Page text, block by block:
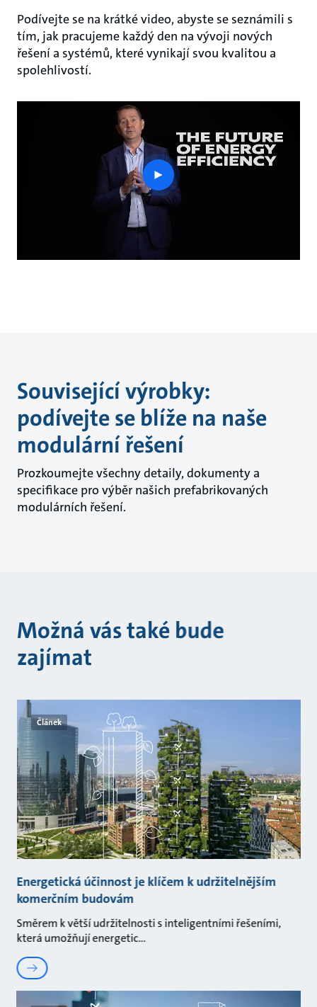
Podívejte se na krátké video, abyste se seznámili s
tím, jak pracujeme každý den na vývoji nových
řešení a systémů, které vynikají svou kvalitou a
spolehlivostí.
play
button
Související výrobky:
podívejte se blíže na naše
modulární řešení
Prozkoumejte všechny detaily, dokumenty a
specifikace pro výběr našich prefabrikovaných
modulárních řešení.
Možná vás také bude
zajímat
Článek
Energetická účinnost je klíčem k udržitelnějším
komerčním budovám
Směrem k větší udržitelnosti s inteligentními řešeními,
která umožňují energetic